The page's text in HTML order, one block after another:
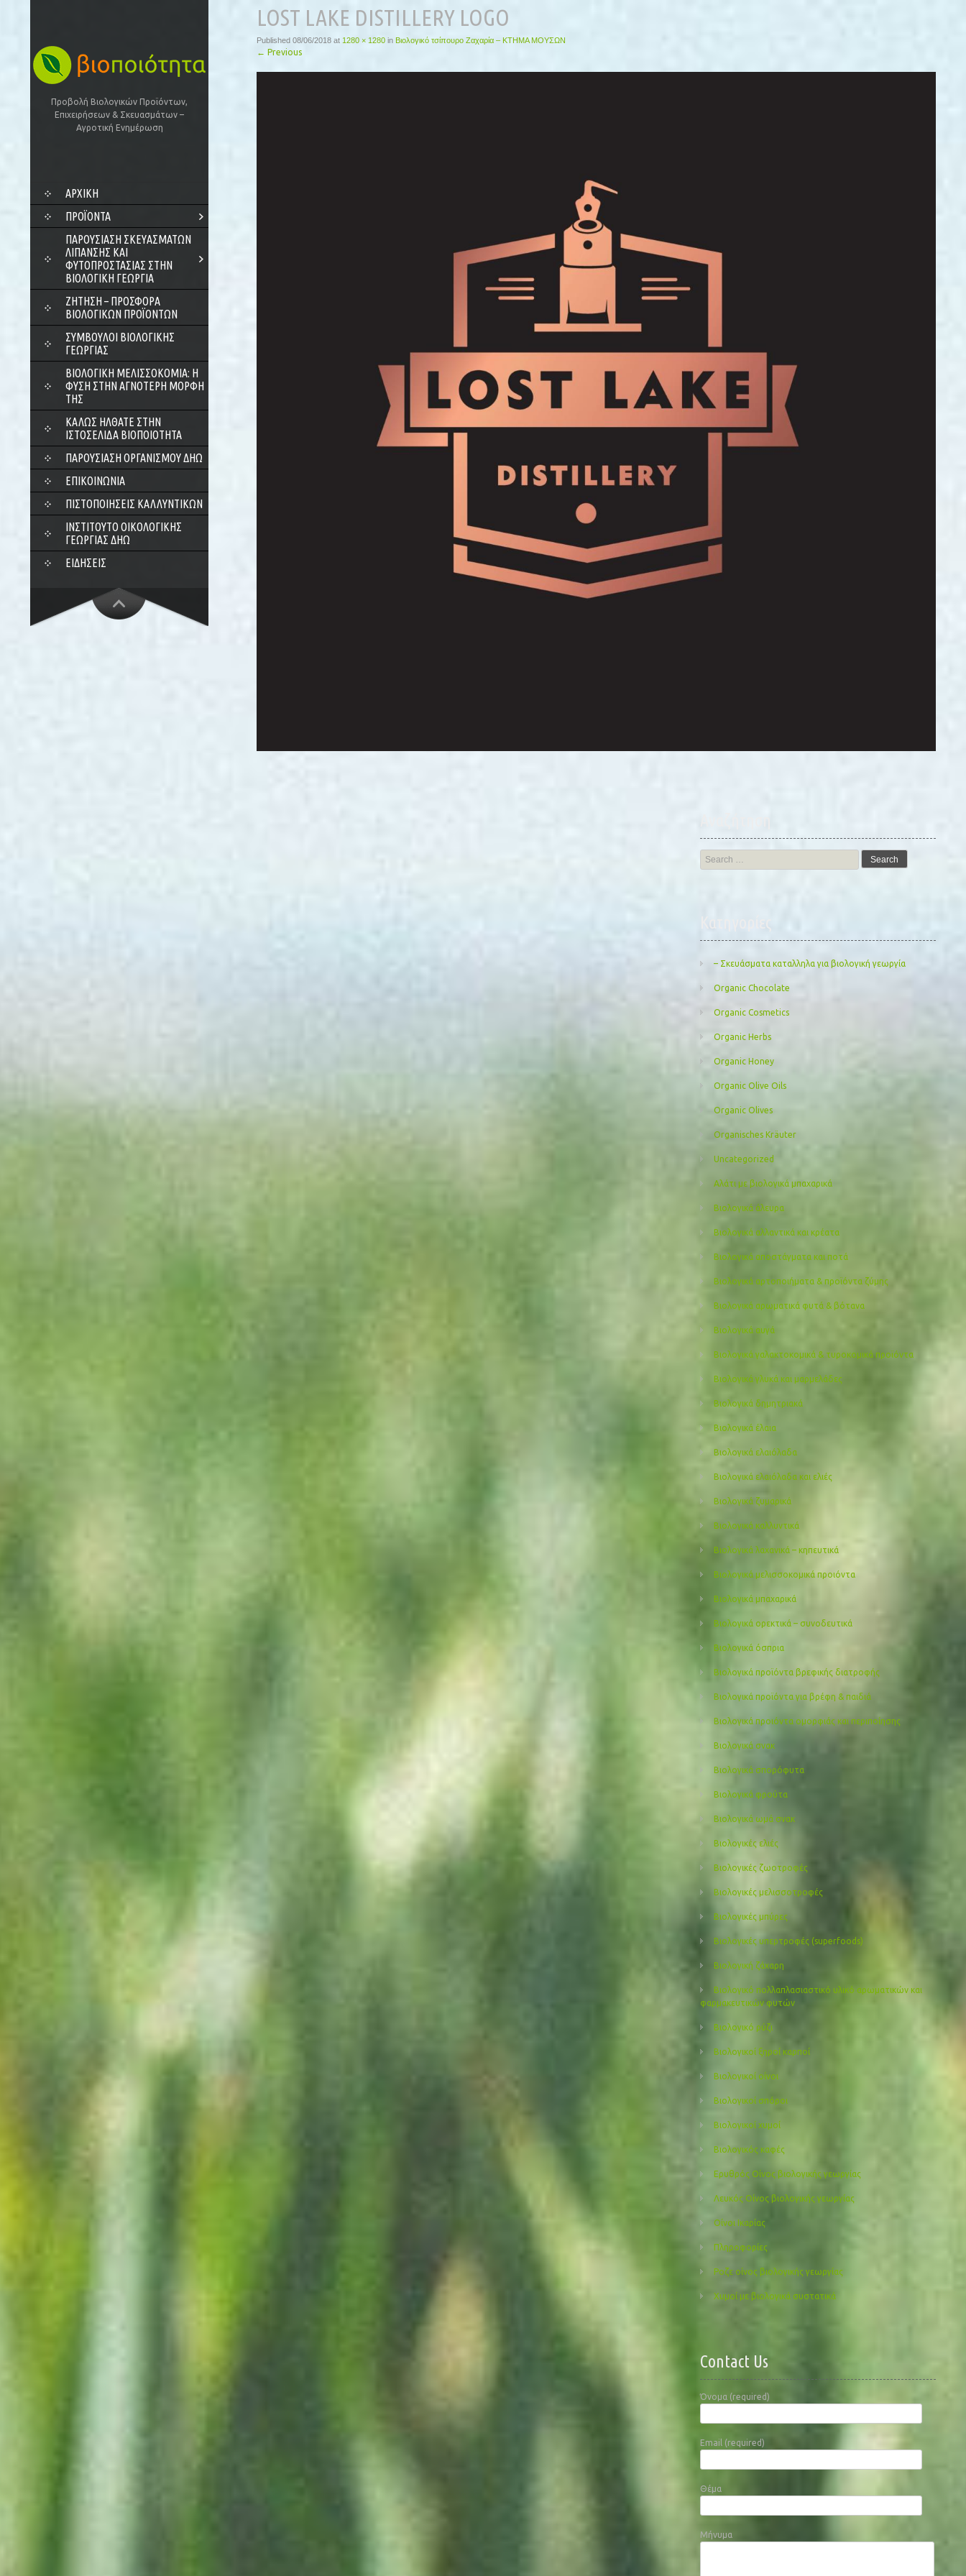
Προβολή Βιολογικών Προϊόντων,
Επιχειρήσεων & Σκευασμάτων –
Αγροτική Ενημέρωση
SKIP
CONTENT
ΑΡΧΙΚΗ
ΠΡΟΪΌΝΤΑ
ΠΑΡΟΥΣΊΑΣΗ ΣΚΕΥΑΣΜΆΤΩΝ
ΛΊΠΑΝΣΗΣ ΚΑΙ
ΦΥΤΟΠΡΟΣΤΑΣΊΑΣ ΣΤΗΝ
ΒΙΟΛΟΓΙΚΉ ΓΕΩΡΓΊΑ
ΖΗΤΗΣΗ – ΠΡΟΣΦΟΡΑ
ΒΙΟΛΟΓΙΚΩΝ ΠΡΟΪΟΝΤΩΝ
ΣΎΜΒΟΥΛΟΙ ΒΙΟΛΟΓΙΚΉΣ
ΓΕΩΡΓΊΑΣ
ΒΙΟΛΟΓΙΚΉ ΜΕΛΙΣΣΟΚΟΜΊΑ: Η
ΦΎΣΗ ΣΤΗΝ ΑΓΝΌΤΕΡΗ ΜΟΡΦΉ
ΤΗΣ
ΚΑΛΏΣ ΉΛΘΑΤΕ ΣΤΗΝ
ΙΣΤΟΣΕΛΊΔΑ ΒΙΟΠΟΙΌΤΗΤΑ
ΠΑΡΟΥΣΊΑΣΗ ΟΡΓΑΝΙΣΜΟΎ ΔΗΩ
ΕΠΙΚΟΙΝΩΝΊΑ
ΠΙΣΤΟΠΟΙΉΣΕΙΣ ΚΑΛΛΥΝΤΙΚΏΝ
ΙΝΣΤΙΤΟΎΤΟ ΟΙΚΟΛΟΓΙΚΉΣ
ΓΕΩΡΓΊΑΣ ΔΗΩ
ΕΙΔΉΣΕΙΣ
LOST LAKE DISTILLERY LOGO
Published 08/06/2018 at 1280 × 1280 in Βιολογικό τσίπουρο Ζαχαρία – ΚΤΗΜΑ ΜΟΥΣΩΝ
← Previous
Search
for:
Kατηγορίες
– Σκευάσματα καταλληλα για βιολογική γεωργία
Organic Chocolate
Organic Cosmetics
Organic Herbs
Organic Honey
Organic Olive Oils
Organic Olives
Organisches Kräuter
Uncategorized
Αλάτι με βιολογικά μπαχαρικά
Βιολογικά άλευρα
Βιολογικά αλλαντικά και κρέατα
Βιολογικά αποστάγματα και ποτά
Βιολογικά αρτοποιήματα & προϊόντα ζύμης
Βιολογικά αρωματικά φυτά & βότανα
Βιολογικά αυγά
Βιολογικά γαλακτοκομικά & τυροκομικά προϊόντα
Βιολογικά γλυκά και μαρμελάδες
Βιολογικά δημητριακά
Βιολογικά έλαια
Βιολογικά ελαιόλαδα
Βιολογικά ελαιόλαδα και ελιές
Βιολογικά ζυμαρικά
Βιολογικά καλλυντικά
Βιολογικά λαχανικά – κηπευτικά
Βιολογικά μελισσοκομικά προιόντα
Βιολογικά μπαχαρικά
Βιολογικά ορεκτικά – συνοδευτικά
Βιολογικά όσπρια
Βιολογικά προϊόντα βρεφικής διατροφής
Βιολογικά προϊόντα για βρέφη & παιδιά
Βιολογικά προιόντα ομορφιάς και περιποίησης
Βιολογικά σνακ
Βιολογικά σπορόφυτα
Βιολογικά φρούτα
Βιολογικά ωμά σνακ
Βιολογικές ελιές
Βιολογικές ζωοτροφές
Βιολογικές μελισσοτροφές
Βιολογικές μπύρες
Βιολογικές υπερτροφές (superfoods)
Βιολογική ζάχαρη
Βιολογικό πολλαπλασιαστικό υλικό αρωματικών και
φαρμακευτικών φυτών
Βιολογικό ρύζι
Βιολογικοί ξηροί καρποί
Βιολογικοί οίνοι
Βιολογικοί σπόροι
Βιολογικοί χυμοί
Βιολογικός καφές
Ερυθρός Οίνος βιολογικής γεωργίας
Λευκός Οίνος βιολογικής γεωργίας
Οίνοι Ικαρίας
Πληροφορίες
Ροζε οίνος βιολογικής γεωργίας
Χυμοί με βιολογικά συστατικά
Contact Us
Όνομα (required)
Email (required)
Θέμα
Μήνυμα